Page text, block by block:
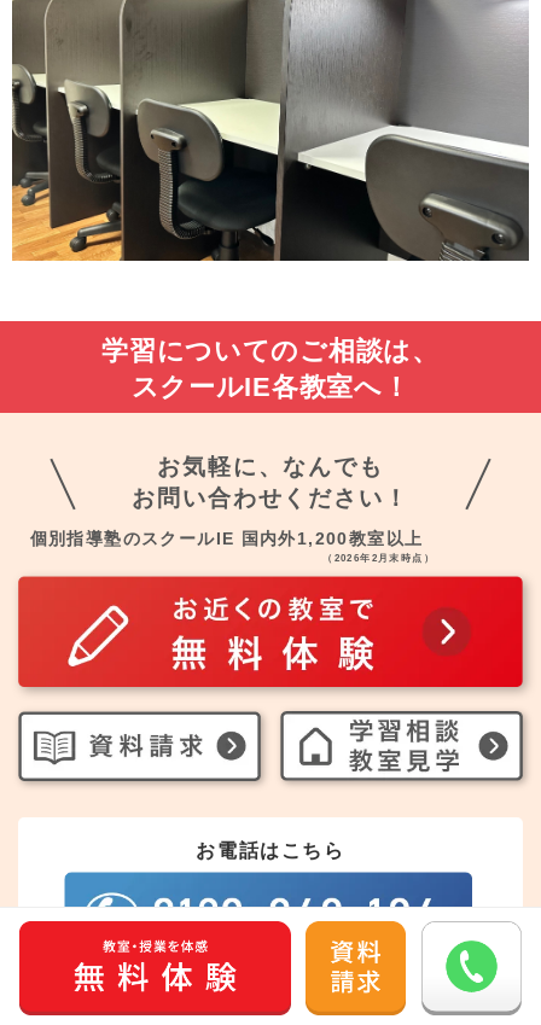
学習についてのご相談は、
スクールIE各教室へ！
お気軽に、なんでも
お問い合わせください！
個別指導塾のスクールIE 国内外1,200教室以上
（2026年2月末時点）
お電話はこちら
受付時間 10:00～21:00(日祝を除く)